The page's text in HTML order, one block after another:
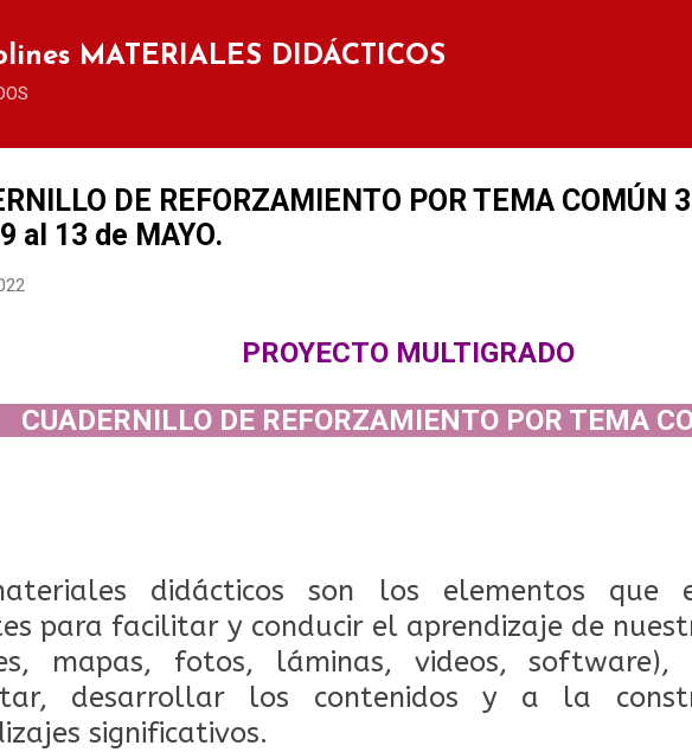
MATERIALES DIDÁCTICOS
DE REFORZAMIENTO POR TEMA COMÚN
al 13 de MAYO.
PROYECTO MULTIGRADO
CUADERNILLO DE REFORZAMIENTO POR TEMA
didácticos son los elementos que
para facilitar y conducir el aprendizaje de
mapas, fotos, láminas, videos,
desarrollar los contenidos y a la
significativos.